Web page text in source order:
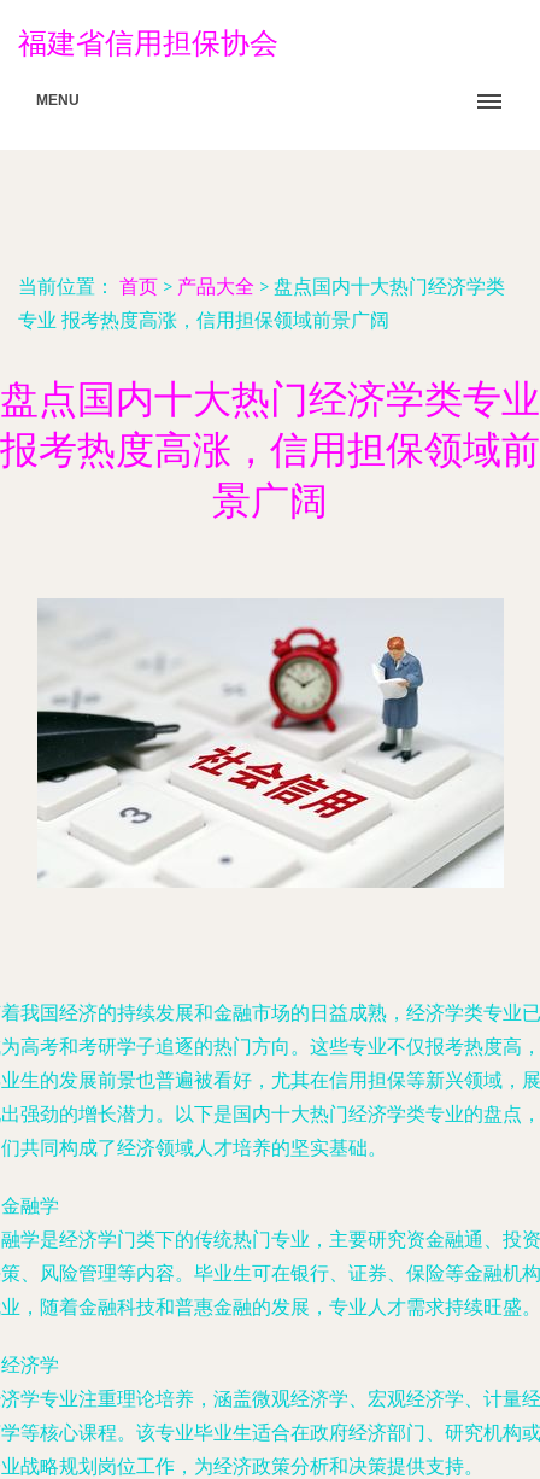
福建省信用担保协会
MENU
当前位置： 首页 > 产品大全 > 盘点国内十大热门经济学类
专业 报考热度高涨，信用担保领域前景广阔
盘点国内十大热门经济学类专业
报考热度高涨，信用担保领域前
景广阔
我国经济的持续发展和金融市场的日益成熟，经济学类专业已
高考和考研学子追逐的热门方向。这些专业不仅报考热度高，
生的发展前景也普遍被看好，尤其在信用担保等新兴领域，展
强劲的增长潜力。以下是国内十大热门经济学类专业的盘点，
共同构成了经济领域人才培养的坚实基础。
融学
学是经济学门类下的传统热门专业，主要研究资金融通、投资
、风险管理等内容。毕业生可在银行、证券、保险等金融机构
，随着金融科技和普惠金融的发展，专业人才需求持续旺盛。
济学
学专业注重理论培养，涵盖微观经济学、宏观经济学、计量经
等核心课程。该专业毕业生适合在政府经济部门、研究机构或
战略规划岗位工作，为经济政策分析和决策提供支持。